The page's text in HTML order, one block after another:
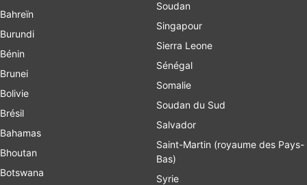
Bahreïn
Burundi
Bénin
Brunei
Bolivie
Brésil
Bahamas
Bhoutan
Botswana
Soudan
Singapour
Sierra Leone
Sénégal
Somalie
Soudan du Sud
Salvador
Saint-Martin (royaume des Pays-
Bas)
Syrie